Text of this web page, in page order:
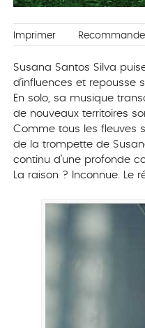
Imprimer
Susana Santos Silva
d’influences et repousse
En solo, sa musique
de nouveaux territoires
Comme tous les fleuves
de la trompette de
continu d’une profonde
La raison ? Inconnue. Le